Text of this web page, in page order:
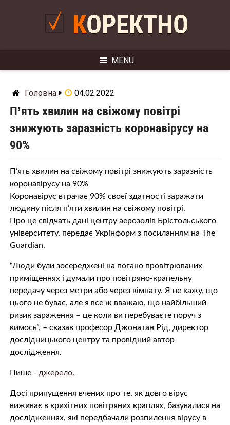
КОРЕКТНО
MENU
Головна 04.02.2022
П’ять хвилин на свіжому повітрі
знижують заразність коронавірусу на
90%
П’ять хвилин на свіжому повітрі знижують заразність
коронавірусу на 90%
Коронавірус втрачає 90% своєї здатності заражати
людину після п’яти хвилин на свіжому повітрі.
Про це свідчать дані центру аерозолів Брістольського
університету, передає Укрінформ з посиланням на The
Guardian.
“Люди були зосереджені на погано провітрюваних
приміщеннях і думали про повітряно-крапельну
передачу через метри або через кімнату. Я не кажу, що
цього не буває, але я все ж вважаю, що найбільший
ризик зараження – це коли ви перебуваєте поруч з
кимось”, – сказав професор Джонатан Рід, директор
дослідницького центру та провідний автор
дослідження.
Пише - джерело.
Досі припущення вчених про те, як довго вірус
виживає в крихітних повітряних краплях, базувалися на
дослідженнях, які передбачали розпилення вірусу в